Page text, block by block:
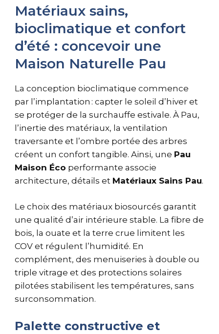
Matériaux sains,
bioclimatique et confort
d’été : concevoir une
Maison Naturelle Pau
La conception bioclimatique commence
par l’implantation : capter le soleil d’hiver et
se protéger de la surchauffe estivale. À Pau,
l’inertie des matériaux, la ventilation
traversante et l’ombre portée des arbres
créent un confort tangible. Ainsi, une Pau
Maison Éco performante associe
architecture, détails et Matériaux Sains Pau.
Le choix des matériaux biosourcés garantit
une qualité d’air intérieure stable. La fibre de
bois, la ouate et la terre crue limitent les
COV et régulent l’humidité. En
complément, des menuiseries à double ou
triple vitrage et des protections solaires
pilotées stabilisent les températures, sans
surconsommation.
Palette constructive et